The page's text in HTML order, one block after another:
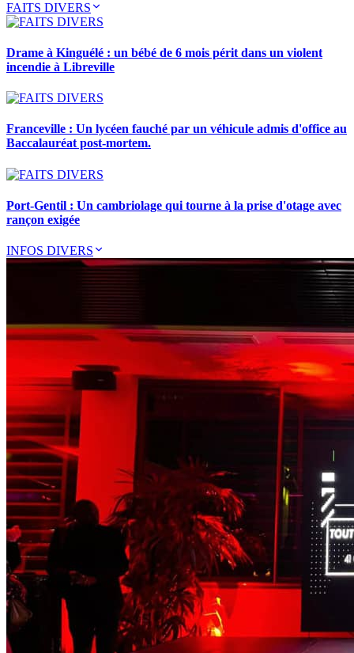
FAITS DIVERS
Drame à Kinguélé : un bébé de 6 mois périt dans un violent
incendie à Libreville
Franceville : Un lycéen fauché par un véhicule admis d'office au
Baccalauréat post-mortem.
Port-Gentil : Un cambriolage qui tourne à la prise d'otage avec
rançon exigée
INFOS DIVERS